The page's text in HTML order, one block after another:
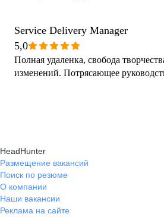
Service Delivery Manager
5,0
Полная удаленка, свобода
изменений. Потрясающее
HeadHunter
Размещение вакансий
Поиск по резюме
О компании
Наши вакансии
Реклама на сайте